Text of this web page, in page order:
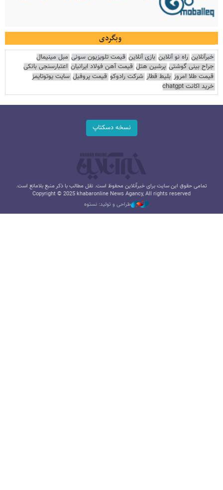
وبگردی
خبرآنلاین راه نو آنلاین بازی آنلاین قیمت تلویزیون سونی مبل مینیمال
جراح بینی گوشتی پرشین هتل قیمت آهن فولاد ایرانیان اعتبارسنجی بانکی
قیمت طلا امروز بلیط قطار شرکت رادوکو قیمت پروفیل سایت یوتوتایمز
خرید اکانت chatgpt
نسخه دسکتاپ
تمامی حقوق این سایت برای خبرآنلاین محفوظ است. نقل مطالب با ذکر منبع بلامانع است.
Copyright © 2025 khabaronline News Agancy, All rights reserved
طراحی و تولید: نستوه